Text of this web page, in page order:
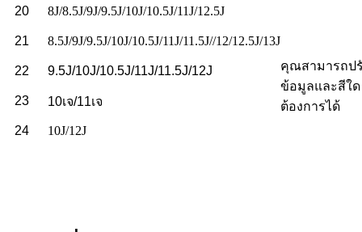
20 8J/8.5J/9J/9.5J/10J/10.5J/11J/12.5J
21
8.5J/9J/9.5J/10J/10.5J/11J/11.5J//12/12.5J/13J
คุณสามารถป
ข้อมูลและสีใ
ต้องการได้
22 9.5J/10J/10.5J/11J/11.5J/12J
23 10เจ/11เจ
24 10J/12J